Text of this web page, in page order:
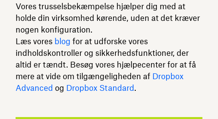
Vores trusselsbekæmpelse hjælper dig med at
holde din virksomhed kørende, uden at det kræver
nogen konfiguration.
Læs vores blog for at udforske vores
indholdskontroller og sikkerhedsfunktioner, der
altid er tændt. Besøg vores hjælpecenter for at få
mere at vide om tilgængeligheden af Dropbox
Advanced og Dropbox Standard.